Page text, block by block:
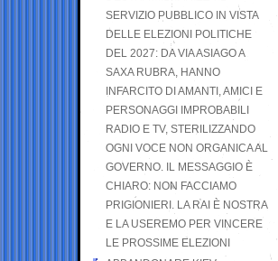
SERVIZIO PUBBLICO IN VISTA
DELLE ELEZIONI POLITICHE
DEL 2027: DA VIA ASIAGO A
SAXA RUBRA, HANNO
INFARCITO DI AMANTI, AMICI E
PERSONAGGI IMPROBABILI
RADIO E TV, STERILIZZANDO
OGNI VOCE NON ORGANICA AL
GOVERNO. IL MESSAGGIO È
CHIARO: NON FACCIAMO
PRIGIONIERI. LA RAI È NOSTRA
E LA USEREMO PER VINCERE
LE PROSSIME ELEZIONI